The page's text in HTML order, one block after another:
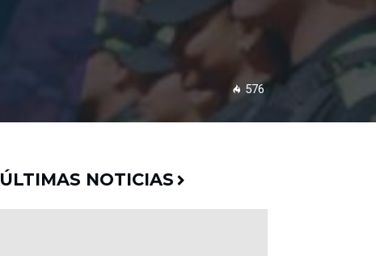
576
ÚLTIMAS NOTICIAS